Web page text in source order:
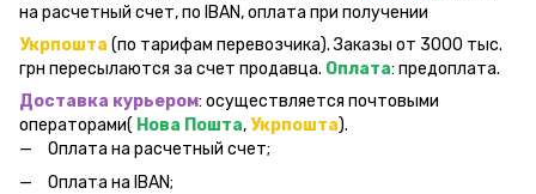
на расчетный счет, по IBAN, оплата при получении
Укрпошта (по тарифам перевозчика). Заказы от 3000 тыс.
грн пересылаются за счет продавца. Оплата: предоплата.
Доставка курьером: осуществляется почтовыми
операторами( Нова Пошта,Укрпошта).
Оплата на расчетный счет;
Оплата на IBAN;